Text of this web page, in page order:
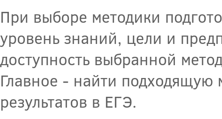
При выборе методики
уровень знаний, цели и
доступность выбранной
Главное - найти подходящую
результатов в ЕГЭ.